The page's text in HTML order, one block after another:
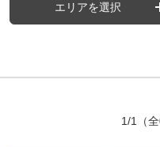
エリアを選択
1/1 （